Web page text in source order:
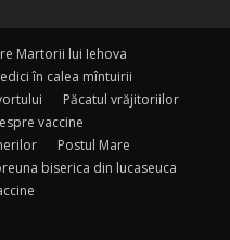
Martorii lui Iehova
în calea mîntuirii
Păcatul vrăjitoriilor
vaccine
Postul Mare
biserica din lucaseuca